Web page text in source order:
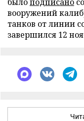
вооружений
танков от линии
завершился 12